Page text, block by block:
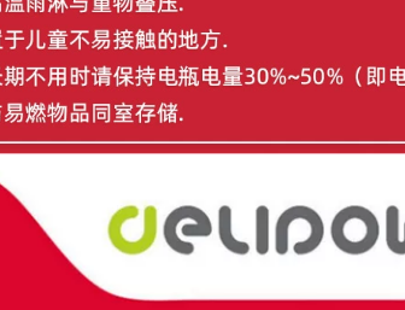
bộ bàn ghế học sinh
gấp gọn Bàn ghế
xếp ngoài trời cắm
trại dã ngoại cắm
trại thiết bị cung cấp
xe di động du lịch tự
lái gỗ nguyên khối
bàn cuộn trứng bộ
bàn ghế gấp gọn
1,766,000
ghế sofa gấp gọn
Bàn gấp ngoài trời
gấp gọn bàn cắm
trại di động Bộ bàn